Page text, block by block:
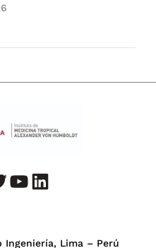
youtube LinkedIn
Ingeniería, Lima – Perú